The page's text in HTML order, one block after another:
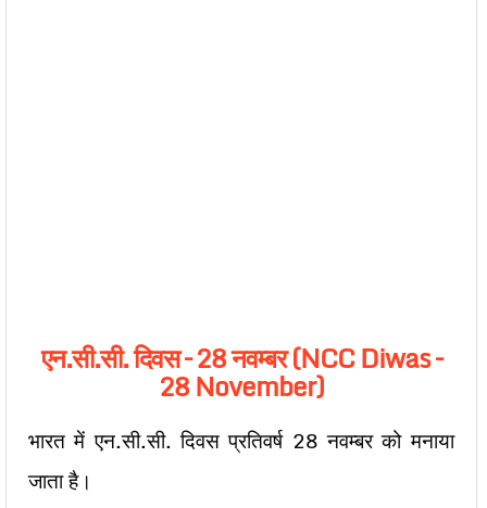
एन.सी.सी. दिवस –28नवम्बर (NCC Diwas –
28 November)
भारत में एन.सी.सी. दिवस प्रतिवर्ष 28 नवम्बर को मनाया
जाता है।